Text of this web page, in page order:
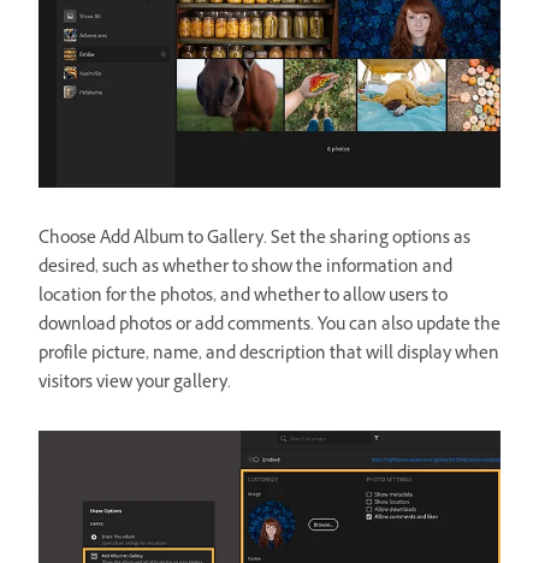
Choose Add Album to Gallery. Set the sharing options as
desired, such as whether to show the information and
location for the photos, and whether to allow users to
download photos or add comments. You can also update the
profile picture, name, and description that will display when
visitors view your gallery.